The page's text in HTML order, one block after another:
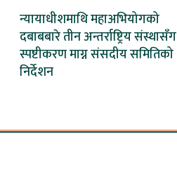
न्यायाधीशमाथि महाअभियोगको
दबाबबारे तीन अन्तर्राष्ट्रिय संस्थासँग
स्पष्टीकरण माग्न संसदीय समितिको
निर्देशन